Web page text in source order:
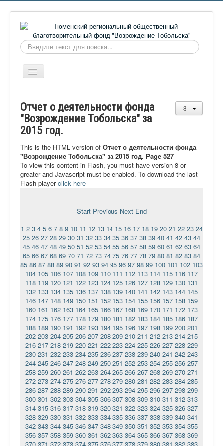
Искать...
Включить/
выключить
О фонде
Онлайн библиотека
Видеоматериалы
Контакты
Сайт проекта Достоевский
Отчет о деятельности фонда
"Возрождение Тобольска" за
2015 год.
This is the HTML version of Отчет о деятельности фонда
"Возрождение Тобольска" за 2015 год. Page 527
To view this content in Flash, you must have version 8 or
greater and Javascript must be enabled. To download the last
Flash playerclick here
Start Previous Next End
1 2 3 4 5 6 7 8 9 10 11 12 13 14 15 16 17 18 19 20 21 22 23 24
25 26 27 28 29 30 31 32 33 34 35 36 37 38 39 40 41 42 43 44
45 46 47 48 49 50 51 52 53 54 55 56 57 58 59 60 61 62 63 64
65 66 67 68 69 70 71 72 73 74 75 76 77 78 79 80 81 82 83 84
85 86 87 88 89 90 91 92 93 94 95 96 97 98 99 100 101 102 103
104 105 106 107 108 109 110 111 112 113 114 115 116 117
118 119 120 121 122 123 124 125 126 127 128 129 130 131
132 133 134 135 136 137 138 139 140 141 142 143 144 145
146 147 148 149 150 151 152 153 154 155 156 157 158 159
160 161 162 163 164 165 166 167 168 169 170 171 172 173
174 175 176 177 178 179 180 181 182 183 184 185 186 187
188 189 190 191 192 193 194 195 196 197 198 199 200 201
202 203 204 205 206 207 208 209 210 211 212 213 214 215
216 217 218 219 220 221 222 223 224 225 226 227 228 229
230 231 232 233 234 235 236 237 238 239 240 241 242 243
244 245 246 247 248 249 250 251 252 253 254 255 256 257
258 259 260 261 262 263 264 265 266 267 268 269 270 271
272 273 274 275 276 277 278 279 280 281 282 283 284 285
286 287 288 289 290 291 292 293 294 295 296 297 298 299
300 301 302 303 304 305 306 307 308 309 310 311 312 313
314 315 316 317 318 319 320 321 322 323 324 325 326 327
328 329 330 331 332 333 334 335 336 337 338 339 340 341
342 343 344 345 346 347 348 349 350 351 352 353 354 355
356 357 358 359 360 361 362 363 364 365 366 367 368 369
370 371 372 373 374 375 376 377 378 379 380 381 382 383